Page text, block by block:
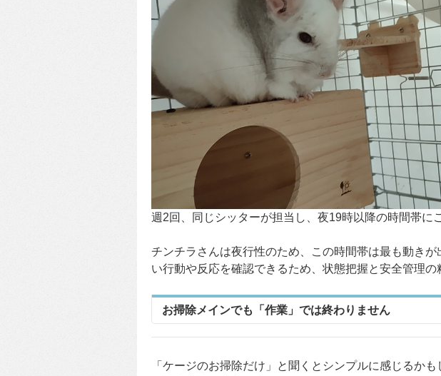
週2回、同じシッターが担当し、夜19時以降の時間帯に
チンチラさんは夜行性のため、この時間帯は最も動き
い行動や反応を確認できるため、状態把握と安全管理の
お掃除メインでも「作業」では終わりません
「ケージのお掃除だけ」と聞くとシンプルに感じるか